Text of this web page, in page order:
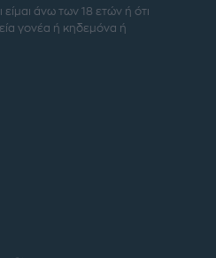
άνω των 18 ετών ή ότι
γονέα ή κηδεμόνα ή